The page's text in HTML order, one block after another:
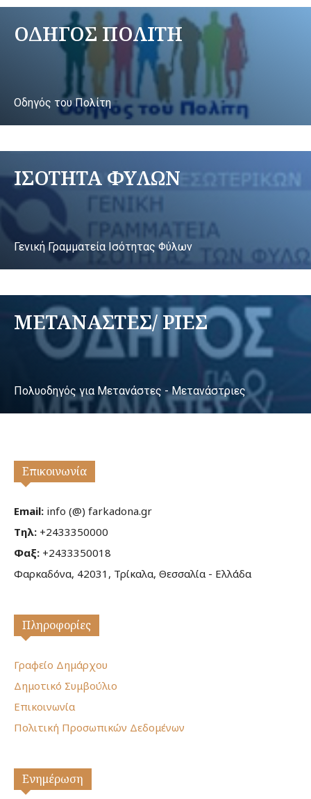
ΟΔΗΓΟΣ ΠΟΛΙΤΗ
Οδηγός του Πολίτη
ΙΣΟΤΗΤΑ ΦΥΛΩΝ
Γενική Γραμματεία Ισότητας Φύλων
ΜΕΤΑΝΑΣΤΕΣ/ ΡΙΕΣ
Πολυοδηγός για Μετανάστες - Μετανάστριες
Επικοινωνία
Email: info (@) farkadona.gr
Τηλ: +2433350000
Φαξ: +2433350018
Φαρκαδόνα, 42031, Τρίκαλα, Θεσσαλία - Ελλάδα
Πληροφορίες
Γραφείο Δημάρχου
Δημοτικό Συμβούλιο
Επικοινωνία
Πολιτική Προσωπικών Δεδομένων
Ενημέρωση